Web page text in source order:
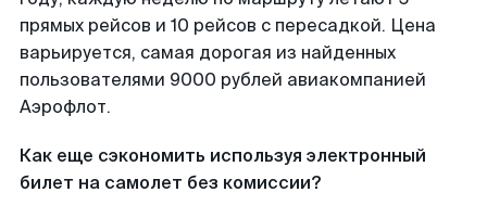
прямых рейсов и 10 рейсов с пересадкой. Цена
варьируется, самая дорогая из найденных
пользователями 9000 рублей авиакомпанией
Аэрофлот.
Как еще сэкономить используя электронный
билет на самолет без комиссии?